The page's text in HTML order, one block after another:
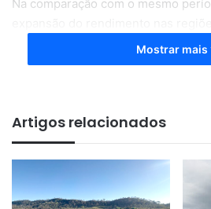
Na comparação com o mesmo
enquanto as demais regiões
acordo com a Pnad (Pesquisa
“Houve crescimento de 3,7% no
comparação ao anterior. Na
federação, houve tendência de
mas apenas oito tiveram
significativo”, afirma Adriana
Mostrar mais
Artigos relacionados